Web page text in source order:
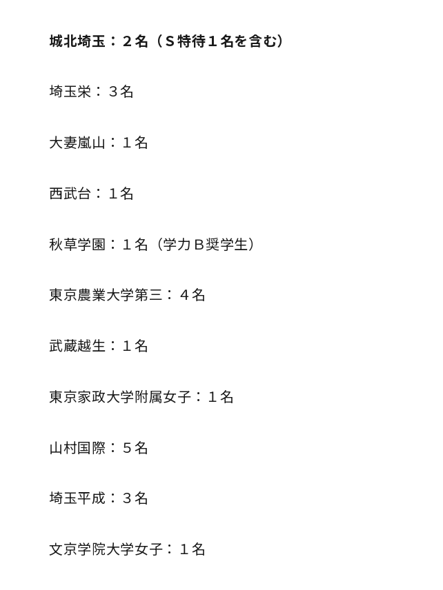
城北埼玉：２名（Ｓ特待１名を含む）
埼玉栄：３名
大妻嵐山：１名
西武台：１名
秋草学園：１名（学力Ｂ奨学生）
東京農業大学第三：４名
武蔵越生：１名
東京家政大学附属女子：１名
山村国際：５名
埼玉平成：３名
文京学院大学女子：１名